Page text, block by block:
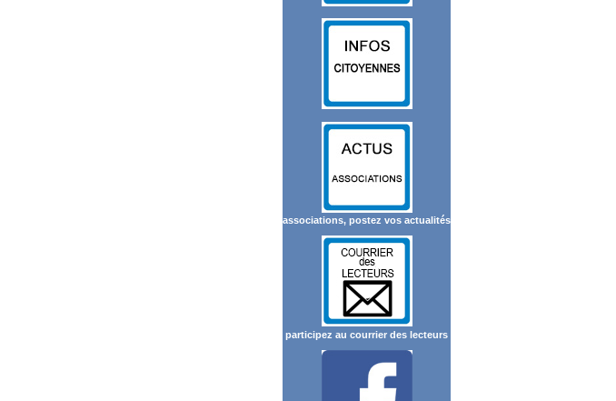
associations, postez vos actualités
participez au courrier des lecteurs